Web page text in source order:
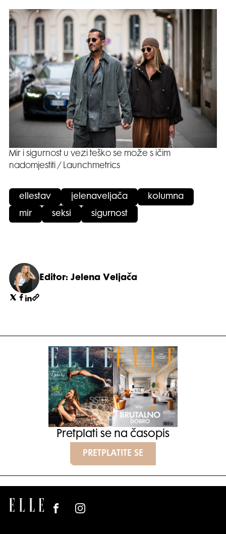
Mir i sigurnost u vezi teško se može s ičim
nadomjestiti / Launchmetrics
ellestav jelenaveljača kolumna
mir seksi sigurnost
Editor: Jelena Veljača
Pretplati se na časopis
PRETPLATITE SE